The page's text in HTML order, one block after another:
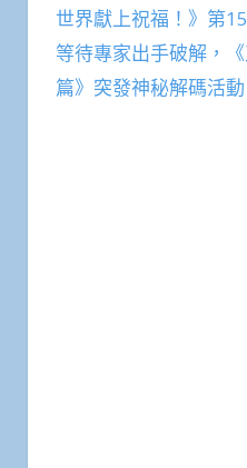
世界獻上祝福！》第
等待專家出手破解，
篇》突發神秘解碼活動